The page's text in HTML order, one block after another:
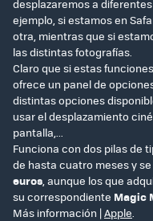
desplazaremos a
ejemplo, si estamos en
otra, mientras que si
las distintas fotografías.
Claro que si estas
ofrece un panel de
distintas opciones
usar el desplazamiento
pantalla,...
Funciona con dos pilas de
de hasta cuatro meses y
euros , aunque los que
su correspondiente Magic
Más información |Apple